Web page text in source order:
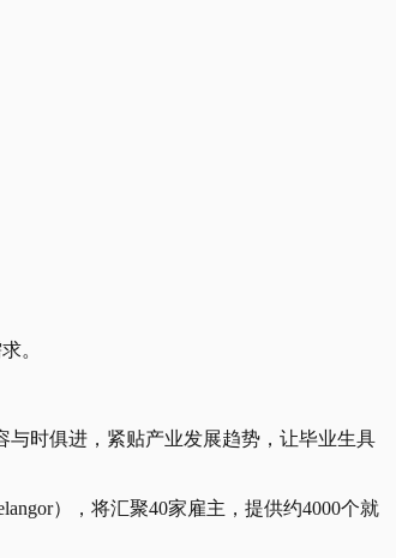
。
时俱进，紧贴产业发展趋势，让毕业生具
），将汇聚40家雇主，提供约4000个就